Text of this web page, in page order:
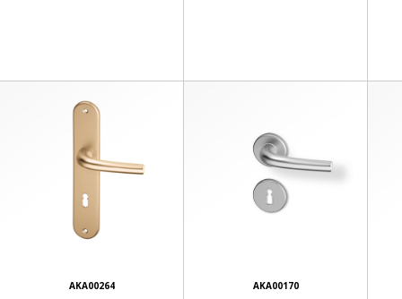
AKA00264 AKA00170